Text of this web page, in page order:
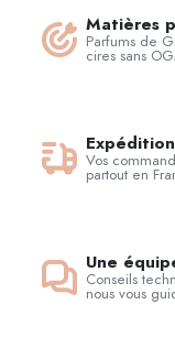
Matières
Parfums de
cires sans
Vos
partout en
Une
Conseils
nous vous